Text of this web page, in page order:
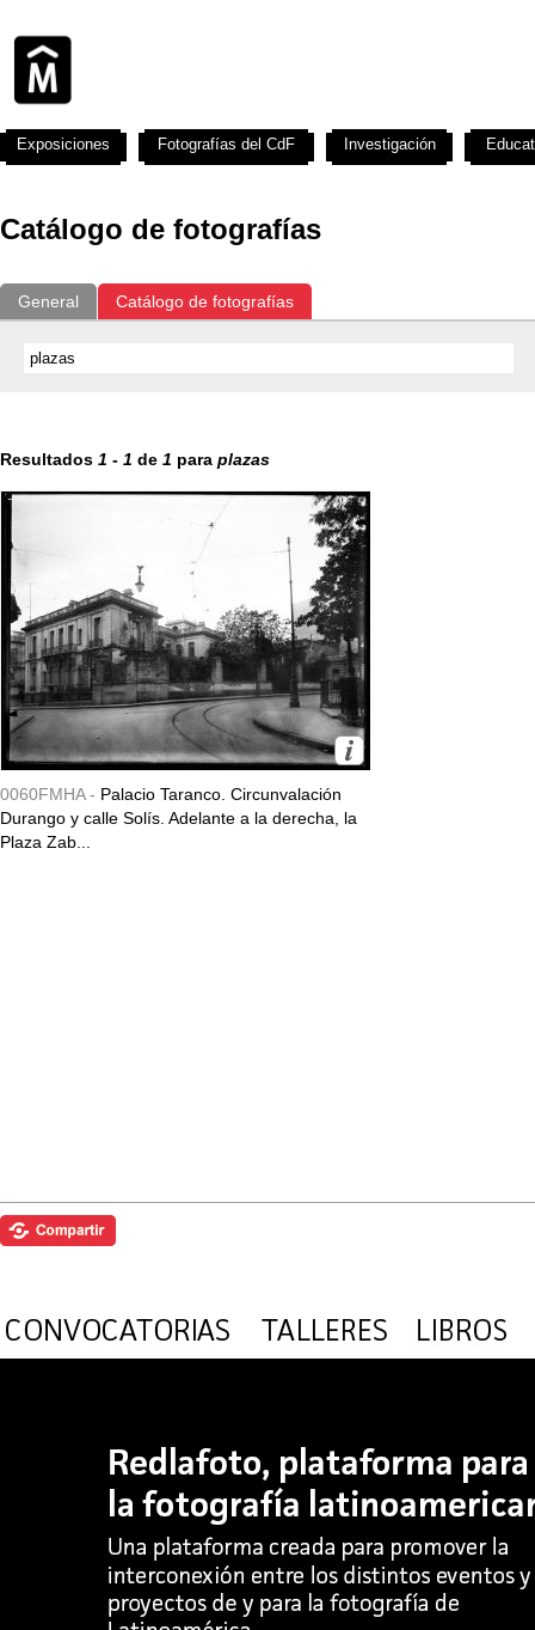
Catálogo de fotografías
General Catálogo de fotografías
Resultados 1 - 1 de 1 para plazas
0060FMHA - Palacio Taranco. Circunvalación
Durango y calle Solís. Adelante a la derecha, la
Plaza Zab...
Exposiciones Fotografías del CdF Investigación